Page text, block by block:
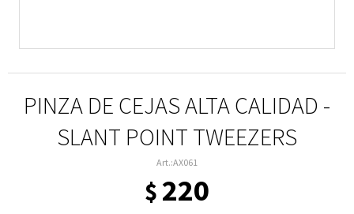
PINZA DE CEJAS ALTA CALIDAD -
SLANT POINT TWEEZERS
AX061
$ 220